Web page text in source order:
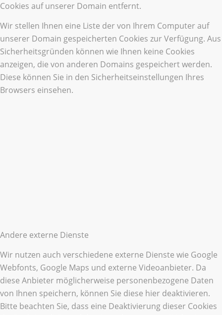
Cookies auf unserer Domain entfernt.
Wir stellen Ihnen eine Liste der von Ihrem Computer auf
unserer Domain gespeicherten Cookies zur Verfügung. Aus
Sicherheitsgründen können wie Ihnen keine Cookies
anzeigen, die von anderen Domains gespeichert werden.
Diese können Sie in den Sicherheitseinstellungen Ihres
Browsers einsehen.
Andere externe Dienste
Wir nutzen auch verschiedene externe Dienste wie Google
Webfonts, Google Maps und externe Videoanbieter. Da
diese Anbieter möglicherweise personenbezogene Daten
von Ihnen speichern, können Sie diese hier deaktivieren.
Bitte beachten Sie, dass eine Deaktivierung dieser Cookies